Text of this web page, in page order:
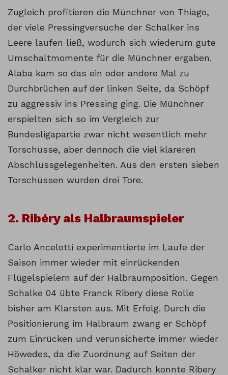
Zugleich profitieren die Münchner von Thiago,
der viele Pressingversuche der Schalker ins
Leere laufen ließ, wodurch sich wiederum gute
Umschaltmomente für die Münchner ergaben.
Alaba kam so das ein oder andere Mal zu
Durchbrüchen auf der linken Seite, da Schöpf
zu aggressiv ins Pressing ging. Die Münchner
erspielten sich so im Vergleich zur
Bundesligapartie zwar nicht wesentlich mehr
Torschüsse, aber dennoch die viel klareren
Abschlussgelegenheiten. Aus den ersten sieben
Torschüssen wurden drei Tore.
2. Ribéry als Halbraumspieler
Carlo Ancelotti experimentierte im Laufe der
Saison immer wieder mit einrückenden
Flügelspielern auf der Halbraumposition. Gegen
Schalke 04 übte Franck Ribery diese Rolle
bisher am Klarsten aus. Mit Erfolg. Durch die
Positionierung im Halbraum zwang er Schöpf
zum Einrücken und verunsicherte immer wieder
Höwedes, da die Zuordnung auf Seiten der
Schalker nicht klar war. Dadurch konnte Ribery